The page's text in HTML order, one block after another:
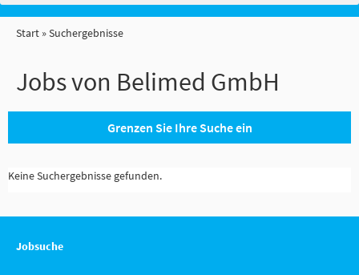
Start Suchergebnisse
Jobs von Belimed GmbH
Grenzen Sie Ihre Suche ein
Keine Suchergebnisse gefunden.
Jobsuche